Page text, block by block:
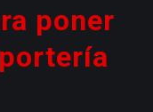
poner